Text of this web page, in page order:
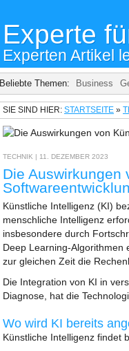
Experte
Experten Artikel
Beliebte Themen: Business
SIE SIND HIER: STARTSEITE »
TECHNIK | 11. DEZEMBER 2023
Die Auswirkungen
Künstliche Intelligenz (KI)
menschliche Intelligenz
insbesondere durch
Deep Learning-Algorithmen
zur gleichen Zeit die
Die Integration von KI in
Diagnose, hat die
Wo wird KI bereits
Künstliche Intelligenz findet